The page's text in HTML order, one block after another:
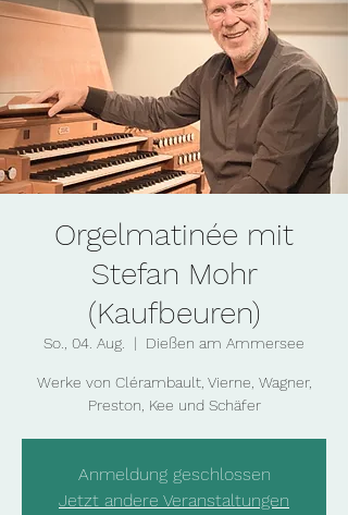
Orgelmatinée mit
Stefan Mohr
(Kaufbeuren)
So., 04. Aug.
  |
Dießen am Ammersee
Werke von Clérambault, Vierne, Wagner,
Preston, Kee und Schäfer
Anmeldung geschlossen
Jetzt andere Veranstaltungen